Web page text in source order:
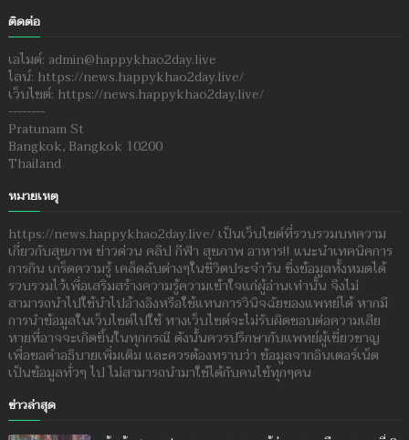
ติดต่อ
เอไมด์: admin@happykhao2day.live
ไลน์: https://news.happykhao2day.live/
เว็บไซต์: https://news.happykhao2day.live/
--------
Pratunam St
Bangkok, Bangkok 10200
Thailand
หมายเหตุ
https://news.happykhao2day.live/ เป็นเว็บไซต์ที่รวบรวมบทความ
เกี่ยวกับสุขภาพ ข่าวด่วน คลิป กีฬา สุขภาพ อาหาร!! แนะนำเทคนิคการ
การกิน เกร็ดความรู้ เคล็ดลับต่างๆในชีวิตประจำวัน ซึ่งข้อมูลทั้งหมดได้
รวบรวมไว้เพื่อเสริมสร้างความรู้ความเข้าใจแก่ผู้อ่านเท่านั้น จึงไม่
สามารถนำไปใช้นำไปอ้างอิงหรือใช้แทนการวินิจฉัยของแพทย์ได้ หากมี
การนำข้อมูลในเว็บไซต์ไปใช้ ทางเว็บไซต์จะไม่รับผิดชอบต่อความเสีย
หายที่อาจจะเกิดขึ้นในทุกกรณี ดังนั้นควรปรึกษากับแพทย์ผู้เชี่ยวชาญ
เพื่อขอคำอธิบายเพิ่มเติม และควรต้องทราบว่า ข้อมูลจากอินเตอร์เน็ต
เป็นข้อมูลทั่วๆ ไป ไม่สามารถนำมาใช้ได้กับคนไข้ทุกๆคน
ข่าวล่าสุด